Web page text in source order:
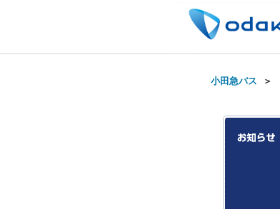
小田急バス ＞